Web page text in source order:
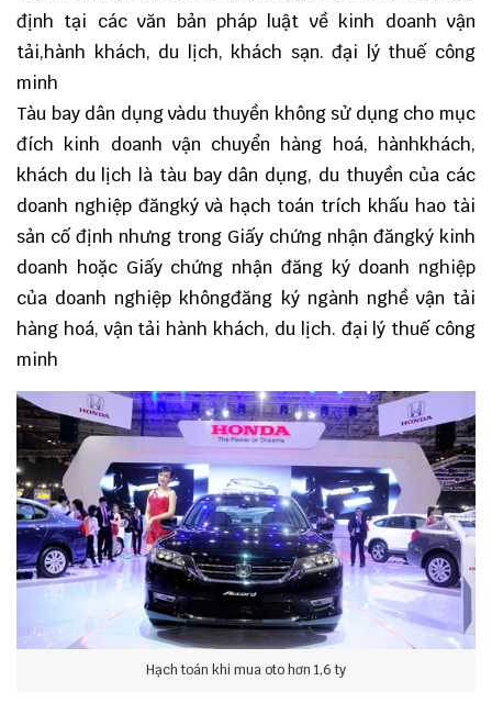
định tại các văn bản pháp luật về kinh doanh vận
tải,hành khách, du lịch, khách sạn. đại lý thuế công
minh
Tàu bay dân dụng vàdu thuyền không sử dụng cho mục
đích kinh doanh vận chuyển hàng hoá, hànhkhách,
khách du lịch là tàu bay dân dụng, du thuyền của các
doanh nghiệp đăngký và hạch toán trích khấu hao tài
sản cố định nhưng trong Giấy chứng nhận đăngký kinh
doanh hoặc Giấy chứng nhận đăng ký doanh nghiệp
của doanh nghiệp khôngđăng ký ngành nghề vận tải
hàng hoá, vận tải hành khách, du lịch. đại lý thuế công
minh
Hạch toán khi mua oto hơn 1,6 ty